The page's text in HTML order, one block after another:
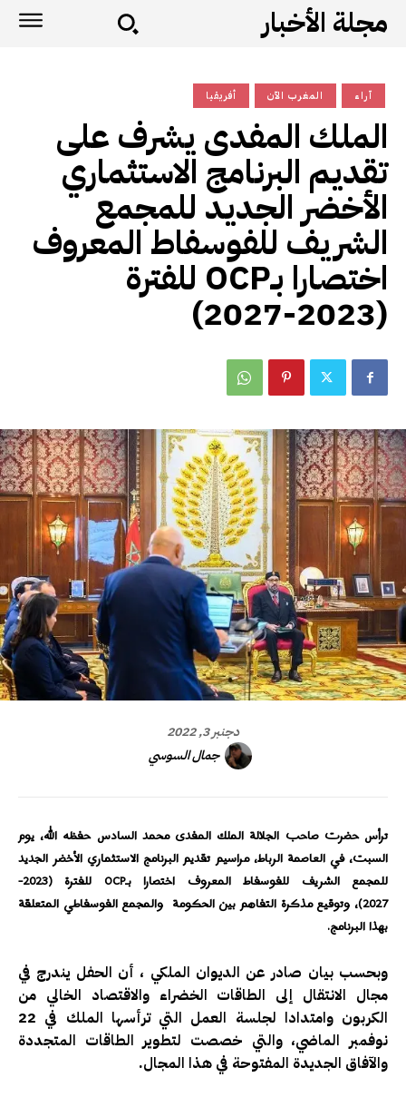
مجلة الأخبار
آراء المغرب الآن أفريقيا
الملك المفدى يشرف على
تقديم البرنامج الاستثماري
الأخضر الجديد للمجمع
الشريف للفوسفاط المعروف
اختصارا بـOCP للفترة
(2023-2027)
دجنبر 3, 2022
جمال السوسي
ترأس حضرت صاحب الجلالة الملك المفدى محمد السادس حفظه الله، يوم
السبت، في العاصمة الرباط، مراسيم تقديم البرنامج الاستثماري الأخضر الجديد
للمجمع الشريف للفوسفاط المعروف اختصارا بـOCP للفترة (2023-
2027)، وتوقيع مذكرة التفاهم بين الحكومة والمجمع الفوسفاطي المتعلقة
بهذا البرنامج.
وبحسب بيان صادر عن الديوان الملكي ، أن الحفل يندرج في
مجال الانتقال إلى الطاقات الخضراء والاقتصاد الخالي من
الكربون وامتدادا لجلسة العمل التي ترأسها الملك في 22
نوفمبر الماضي، والتي خصصت لتطوير الطاقات المتجددة
والآفاق الجديدة المفتوحة في هذا المجال.